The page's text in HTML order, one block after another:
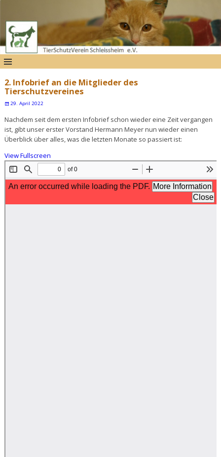
2. Infobrief an die Mitglieder des
Tierschutzvereines
29. April 2022
Nachdem seit dem ersten Infobrief schon wieder eine Zeit vergangen
ist, gibt unser erster Vorstand Hermann Meyer nun wieder einen
Überblick über alles, was die letzten Monate so passiert ist:
View Fullscreen